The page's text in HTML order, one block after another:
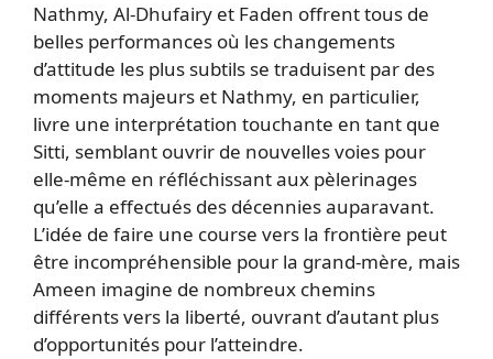
Nathmy, Al-Dhufairy et Faden offrent tous de
belles performances où les changements
d’attitude les plus subtils se traduisent par des
moments majeurs et Nathmy, en particulier,
livre une interprétation touchante en tant que
Sitti, semblant ouvrir de nouvelles voies pour
elle-même en réfléchissant aux pèlerinages
qu’elle a effectués des décennies auparavant.
L’idée de faire une course vers la frontière peut
être incompréhensible pour la grand-mère, mais
Ameen imagine de nombreux chemins
différents vers la liberté, ouvrant d’autant plus
d’opportunités pour l’atteindre.